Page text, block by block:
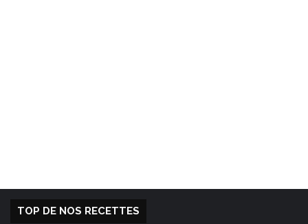
TOP DE NOS RECETTES